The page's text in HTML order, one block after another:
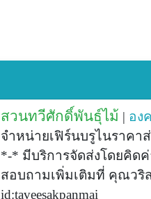
สวนทวีศักดิ์พันธุ์ไม้ | อง
จำหน่ายเฟิร์นบรูไนราคา
*-* มีบริการจัดส่งโดยคิด
สอบถามเพิ่มเติมที่ คุณวริส
id:taveesakpanmai